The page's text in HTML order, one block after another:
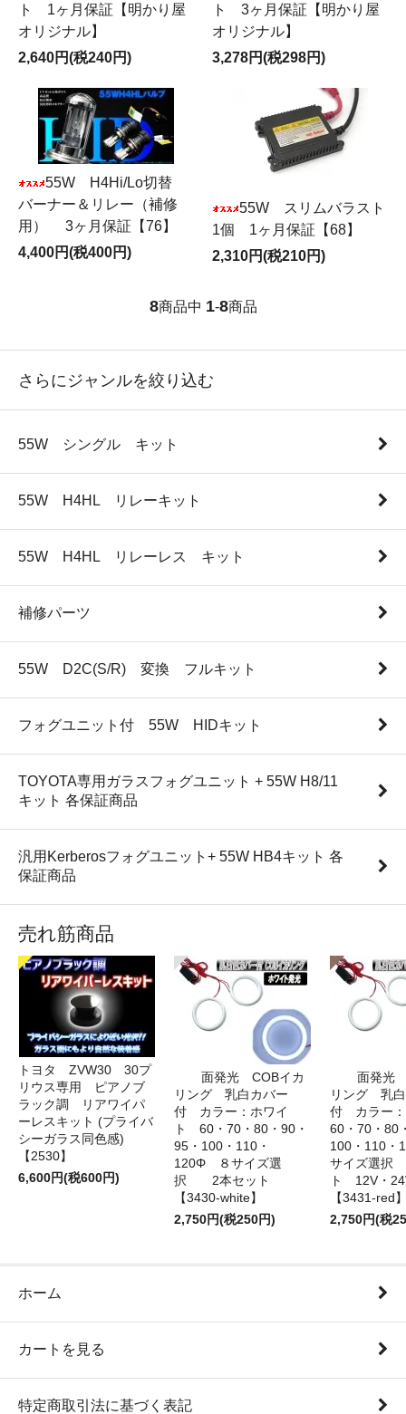
ト 1ヶ月保証【明かり屋
オリジナル】
2,640円(税240円)
ト 3ヶ月保証【明かり屋
オリジナル】
3,278円(税298円)
55W H4Hi/Lo切替
バーナー＆リレー（補修
用） 3ヶ月保証【76】
4,400円(税400円)
55W スリムバラスト
1個 1ヶ月保証【68】
2,310円(税210円)
8商品中 1-8商品
さらにジャンルを絞り込む
55W シングル キット
55W H4HL リレーキット
55W H4HL リレーレス キット
補修パーツ
55W D2C(S/R) 変換 フルキット
フォグユニット付 55W HIDキット
TOYOTA専用ガラスフォグユニット + 55W H8/11
キット 各保証商品
汎用Kerberosフォグユニット+ 55W HB4キット 各
保証商品
売れ筋商品
トヨタ ZVW30 30プ
リウス専用 ピアノブ
ラック調 リアワイパ
ーレスキット (プライバ
シーガラス同色感)
【2530】
6,600円(税600円)
面発光 COBイカ
リング 乳白カバー
付 カラー：ホワイ
ト 60・70・80・90・
95・100・110・
120Φ ８サイズ選
択 2本セット
【3430-white】
2,750円(税250円)
面発光
リング 乳
付 カラー
60・70・80
100・110
サイズ選
ト 12V・
【3431-red
2,750円(税
ホーム
カートを見る
特定商取引法に基づく表記